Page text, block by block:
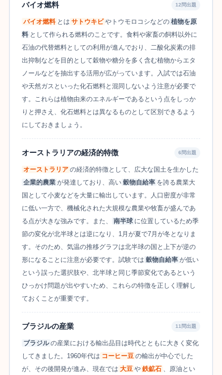
バイオ燃料 12問出題
バイオ燃料 とは サトウキビ やトウモロコシなどの 植物を原
料 として作られる燃料のことです。食料や家畜の飼料以外に
石油の代替燃料としての利用が進んでおり、二酸化炭素の排
出抑制などを目的として穀物や糖分を多く含む植物からエタ
ノールなどを抽出する活用が広がっています。入試では石油
や天然ガスといった化石燃料と混同しないよう注意が必要で
す。これらは植物由来のエネルギーであるという点をしっか
りと押さえ、化石燃料とは異なるものとして区別できるよう
にしておきましょう。
オーストラリアの経済的特徴 6問出題
オーストラリア の経済的特徴として、広大な国土を生かした
企業的農業 が発達しており、高い 穀物自給率 を誇る農業大
国として小麦などを大量に輸出しています。人口密度が非常
に低い一方で、機械化された大規模な農業や牧畜が盛んであ
る点が大きな強みです。また、
南半球 に位置しているため季
節の変化が北半球とは逆になり、1月が夏で7月が冬となりま
す。そのため、気温の推移グラフは北半球の国と上下が逆の
形になることに注意が必要です。試験では 穀物自給率 が低い
という誤った選択肢や、北半球と同じ季節変化であるという
ひっかけ問題が出やすいため、これらの特徴を正しく理解し
ておくことが重要です。
ブラジルの産業 11問出題
ブラジル の産業における輸出品目は時代とともに大きく変化
してきました。1960年代は コーヒー豆 の輸出が中心でした
が、その後開発が進み、現在では 大豆 や 鉄鉱石 、原油とい